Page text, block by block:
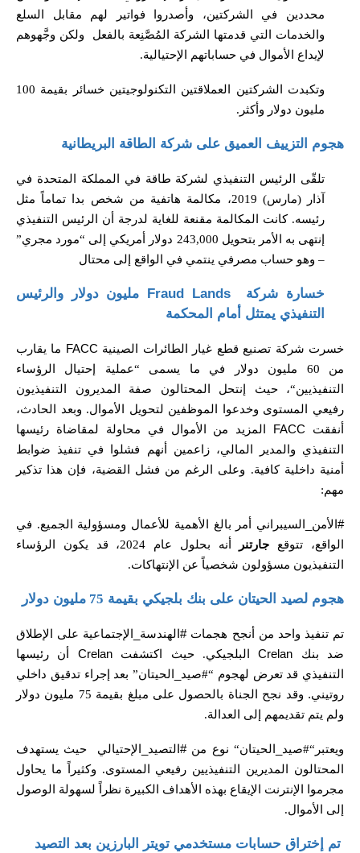
محددين في الشركتين، وأصدروا فواتير لهم مقابل السلع
والخدمات التي قدمتها الشركة المُصَّنِعة بالفعل
ولكن وجَّهوهم
لإيداع الأموال في حساباتهم الإحتيالية.
وتكبدت الشركتين العملاقتين التكنولوجيتين خسائر بقيمة 100
مليون دولار وأكثر .
هجوم التزييف العميق على شركة الطاقة البريطانية
تلقّى الرئيس التنفيذي لشركة طاقة في المملكة المتحدة في
آذار(مارس) 2019
، مكالمة هاتفية من شخص بدا تماماً مثل
رئيسه.كانت المكالمة مقنعة للغاية لدرجة أن الرئيس التنفيذي
إنتهى به الأمر بتحويل 243,000 دولار أمريكي إلى “مورد مجري”
– وهو حساب مصرفي ينتمي في الواقع إلى محتال
خسارة شركةFraud Lands مليون دولار والرئيس
التنفيذي يمتثل أمام المحكمة
خسرت شركة تصنيع قطع غيار الطائرات الصينية FACC ما يقارب
من 60 مليون دولار في ما يسمى “عملية إحتيال الرؤساء
التنفيذيين“، حيث إنتحل المحتالون صفة المديرون التنفيذيون
رفيعي المستوى وخدعوا الموظفين لتحويل الأموال. وبعد الحادث،
أنفقت FACC
المزيد من الأموال في محاولة لمقاضاة رئيسها
التنفيذي والمدير المالي، زاعمين أنهم فشلوا في تنفيذ ضوابط
أمنية داخلية كافية. وعلى الرغم من فشل القضية، فإن هذا تذكير
مهم:
#الأمن_السيبراني أمر بالغ الأهمية للأعمال ومسؤولية الجميع. في
الواقع، تتوقع جارتنر أنه بحلول عام 2024، قد يكون الرؤساء
التنفيذيون مسؤولون شخصياً عن الإنتهاكات.
هجوم لصيد الحيتان على بنك بلجيكي بقيمة 75 مليون دولار
تم تنفيذ واحد من أنجح هجمات #الهندسة_الإجتماعية على الإطلاق
ضد بنك Crelanالبلجيكي. حيث اكتشفتCrelan أن رئيسها
التنفيذي قد تعرض لهجوم “#صيد_الحيتان” بعد إجراء تدقيق داخلي
روتيني. وقد نجح الجناة بالحصول على مبلغ بقيمة 75 مليون دولار
ولم يتم تقديمهم إلى العدالة.
ويعتبر “#صيد_الحيتان“ نوع من #التصيد_الإحتيالي حيث يستهدف
المحتالون المديرين التنفيذيين رفيعي المستوى. وكثيراً ما يحاول
مجرموا الإنترنت الإيقاع بهذه الأهداف الكبيرة نظراً لسهولة الوصول
إلى الأموال.
تم إختراق حسابات مستخدمي تويتر البارزين بعد التصيد